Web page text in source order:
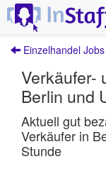
Einzelhandel
Verkäufer-
Berlin und
Aktuell gut
Verkäufer in
Stunde